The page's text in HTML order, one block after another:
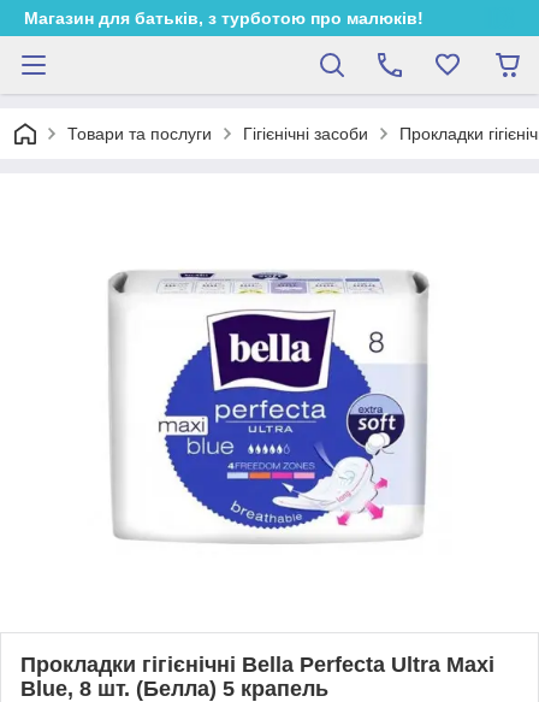
Магазин для батьків, з турботою про малюків!
Товари та послуги Гігієнічні засоби Прокладки
Прокладки гігієнічні Bella Perfecta Ultra Maxi
Blue, 8 шт. (Белла) 5 крапель